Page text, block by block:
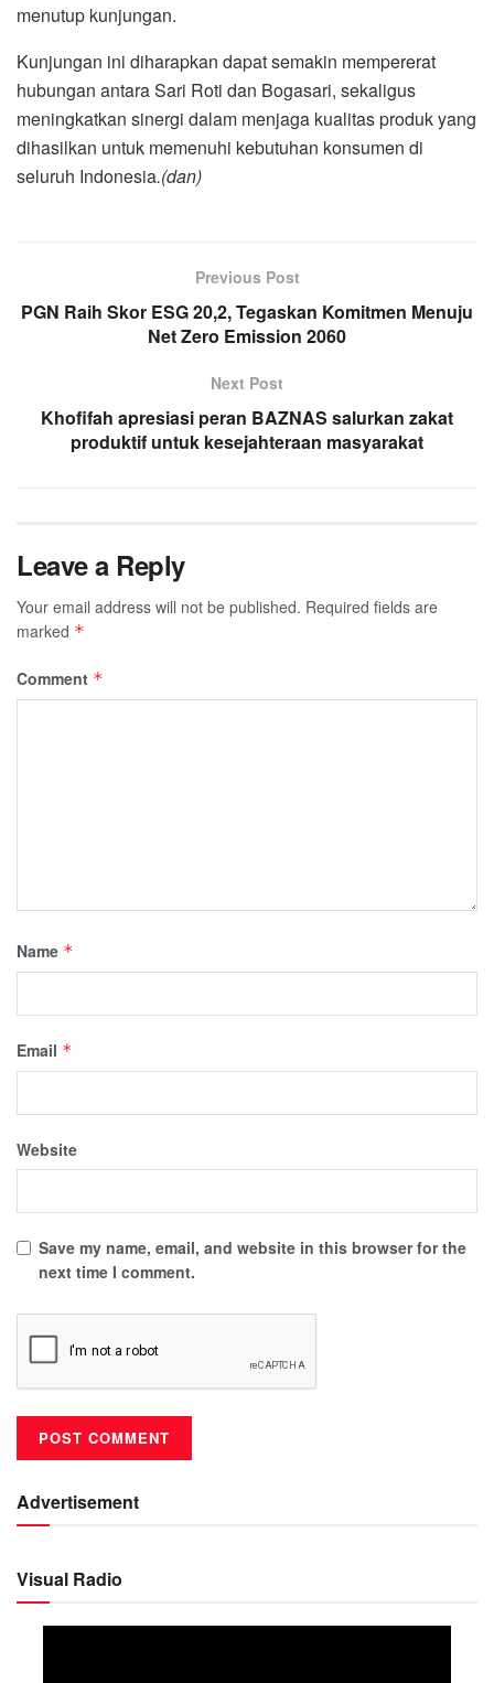
menutup kunjungan.
Kunjungan ini diharapkan dapat semakin mempererat
hubungan antara Sari Roti dan Bogasari, sekaligus
meningkatkan sinergi dalam menjaga kualitas produk yang
dihasilkan untuk memenuhi kebutuhan konsumen di
seluruh Indonesia.(dan)
Previous Post
PGN Raih Skor ESG 20,2, Tegaskan Komitmen Menuju
Net Zero Emission 2060
Next Post
Khofifah apresiasi peran BAZNAS salurkan zakat
produktif untuk kesejahteraan masyarakat
Leave a Reply
Your email address will not be published. Required fields are
marked *
Comment *
Name *
Email *
Website
Save my name, email, and website in this browser for the
next time I comment.
Advertisement
Visual Radio